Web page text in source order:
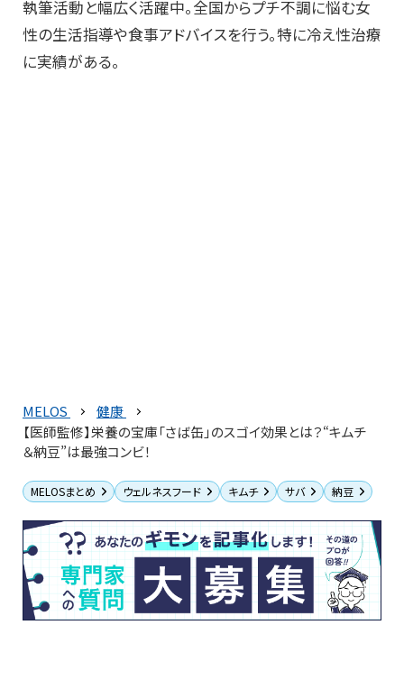
執筆活動と幅広く活躍中。全国からプチ不調に悩む女
性の生活指導や食事アドバイスを行う。特に冷え性治療
に実績がある。
MELOS
健康
【医師監修】栄養の宝庫「さば缶」のスゴイ効果とは？“キムチ
＆納豆”は最強コンビ！
MELOSまとめ ウェルネスフード キムチ サバ 納豆